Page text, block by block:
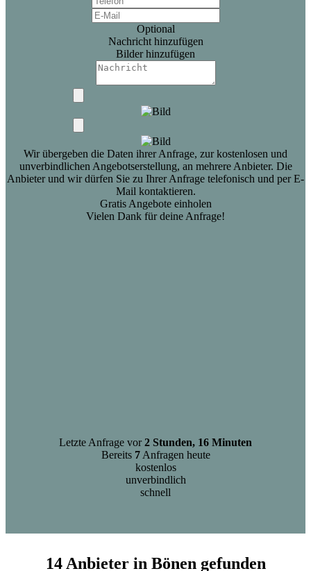
Optional
Nachricht hinzufügen
Bilder hinzufügen
Wir übergeben die Daten ihrer Anfrage, zur kostenlosen und
unverbindlichen Angebotserstellung, an mehrere Anbieter. Die
Anbieter und wir dürfen Sie zu Ihrer Anfrage telefonisch und per E-
Mail kontaktieren.
Gratis Angebote einholen
Vielen Dank für deine Anfrage!
Letzte Anfrage vor2 Stunden, 16 Minuten
Bereits 7Anfragen heute
kostenlos
unverbindlich
schnell
14 Anbieter in Bönen gefunden